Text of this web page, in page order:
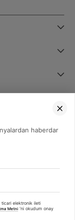
haberdar
ticari elektronik ileti
Metni 'ni okudum onay